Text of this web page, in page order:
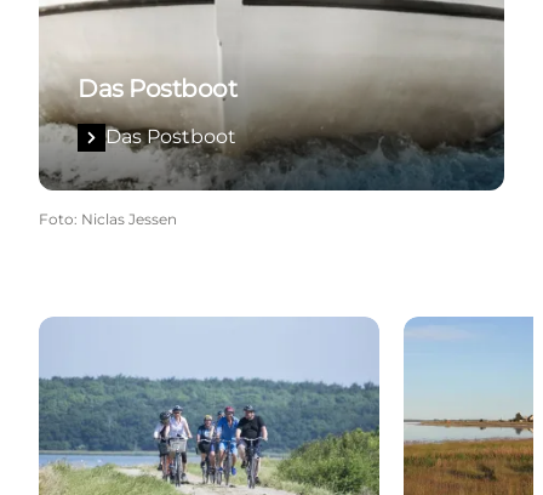
Das Postboot
Das Postboot
Foto: Niclas Jessen
Radroute: An der Förde entlang Wanderweg: